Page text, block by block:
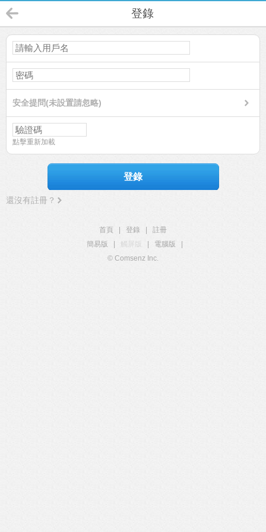
登錄
安全提問(未設置請忽略)
點擊重新加載
登錄
還沒有註冊？
首頁 登錄
註冊
簡易版
觸屏版 電腦版
© Comsenz Inc.